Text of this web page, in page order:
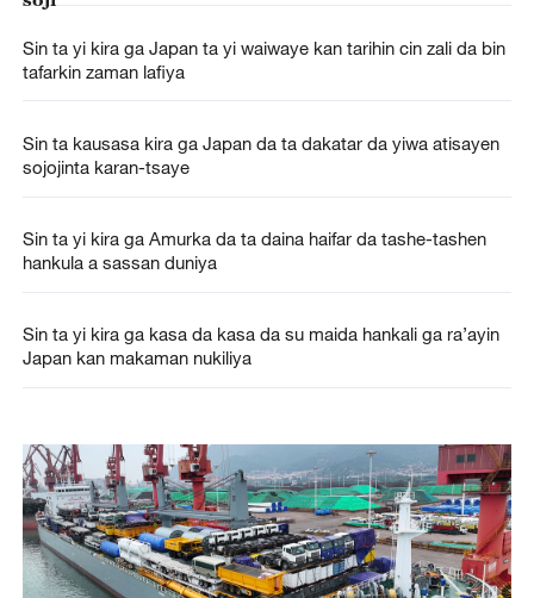
Sin ta yi kira ga Japan ta yi waiwaye kan tarihin cin zali da bin
tafarkin zaman lafiya
Sin ta kausasa kira ga Japan da ta dakatar da yiwa atisayen
sojojinta karan-tsaye
Sin ta yi kira ga Amurka da ta daina haifar da tashe-tashen
hankula a sassan duniya
Sin ta yi kira ga kasa da kasa da su maida hankali ga ra’ayin
Japan kan makaman nukiliya